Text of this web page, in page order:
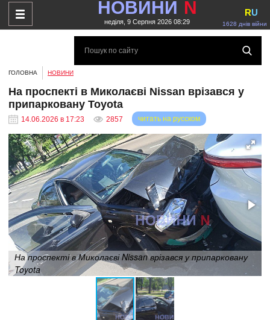
НОВИНИ N
неділя, 9 Серпня 2026 08:29 1628 днів війни
RU
ГОЛОВНА НОВИНИ
На проспекті в Миколаєві Nissan врізався у
припарковану Toyota
14.06.2026 в 17:23 2857 читать на русском
На проспекті в Миколаєві Nissan врізався у припарковану
Toyota